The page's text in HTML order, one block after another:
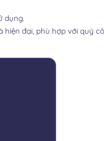
dụng.
hiện đại, phù hợp với quý